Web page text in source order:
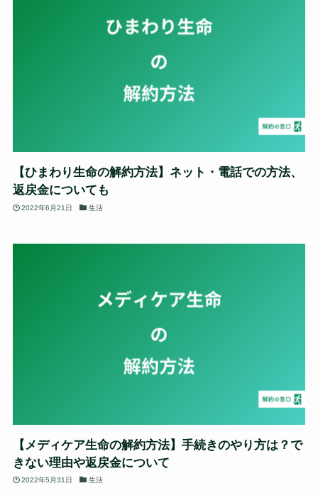
【ひまわり生命の解約方法】ネット・電話での方法、
返戻金についても
2022年6月21日 生活
【メディケア生命の解約方法】手続きのやり方は？で
きない理由や返戻金について
2022年5月31日 生活